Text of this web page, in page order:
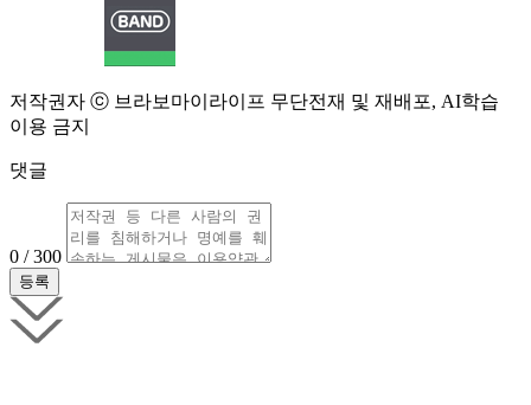
저작권자 ⓒ 브라보마이라이프 무단전재 및 재배포, AI학습
이용 금지
댓글
0 / 300